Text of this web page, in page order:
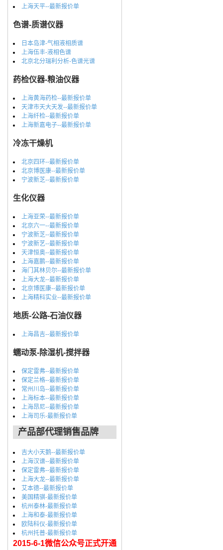
上海天平--最新报价单
色谱-质谱仪器
日本岛津-气相液相质谱
上海伍丰-液相色谱
北京北分瑞利分析-色谱光谱
药检仪器-粮油仪器
上海黄海药检--最新报价单
天津市天大天发--最新报价单
上海纤检--最新报价单
上海新嘉电子--最新报价单
冷冻干燥机
北京四环--最新报价单
北京博医康--最新报价单
宁波新芝--最新报价单
生化仪器
上海亚荣--最新报价单
北京六一--最新报价单
宁波新芝--最新报价单
宁波新艺--最新报价单
天津恒奥--最新报价单
上海嘉鹏--最新报价单
海门其林贝尔--最新报价单
上海大龙--最新报价单
北京博医康--最新报价单
上海精科实业--最新报价单
地质-公路-石油仪器
上海昌吉--最新报价单
蠕动泵-除湿机-搅拌器
保定雷弗--最新报价单
保定兰格--最新报价单
常州川岛--最新报价单
上海标本--最新报价单
上海昂尼--最新报价单
上海司乐-最新报价单
产品部代理销售品牌
吉大小天鹅--最新报价单
上海汉谱--最新报价单
保定雷弗--最新报价单
上海大龙--最新报价单
艾本德--最新报价单
美国精骐-最新报价单
杭州泰林-最新报价单
上海和泰-最新报价单
欧陆科仪-最新报价单
杭州托普-最新报价单
2015-6-1微信公众号正式开通